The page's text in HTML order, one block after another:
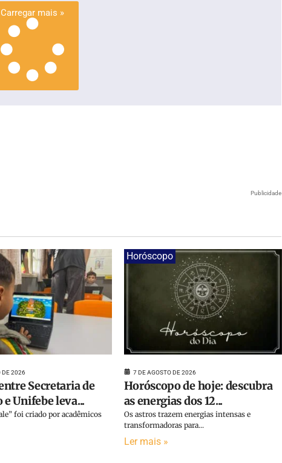
Carregar mais »
Publicidade
DE 2026
Secretaria de
e Unifebe leva...
foi criado por acadêmicos
Horóscopo
7 DE AGOSTO DE 2026
Horóscopo de hoje: descubra
as energias dos 12...
Os astros trazem energias intensas e
transformadoras para...
Ler mais »